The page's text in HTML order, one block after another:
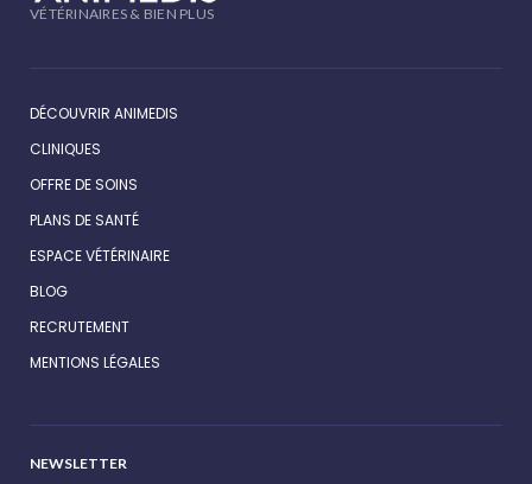
VÉTÉRINAIRES & BIEN PLUS
DÉCOUVRIR ANIMEDIS
CLINIQUES
OFFRE DE SOINS
PLANS DE SANTÉ
ESPACE VÉTÉRINAIRE
BLOG
RECRUTEMENT
MENTIONS LÉGALES
NEWSLETTER